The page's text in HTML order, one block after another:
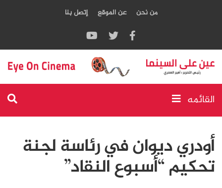
من نحن عن الموقع إتصل بنا
القائمه
أودري ديوان في رئاسة لجنة
تحكيم “أسبوع النقاد”